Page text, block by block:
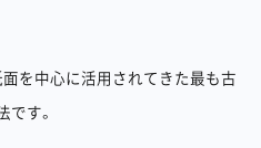
を中心に活用されてきた最も古
す。